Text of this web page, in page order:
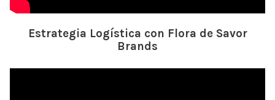
Estrategia Logística con Flora de Savor
Brands